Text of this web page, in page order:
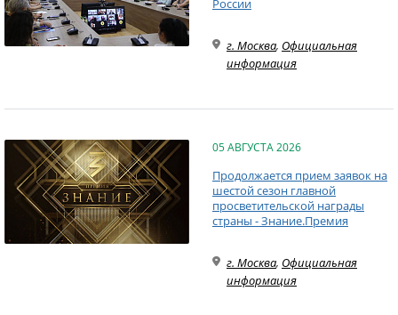
России
г. Москва, Официальная
информация
05 АВГУСТА 2026
Продолжается прием заявок на
шестой сезон главной
просветительской награды
страны - Знание.Премия
г. Москва, Официальная
информация